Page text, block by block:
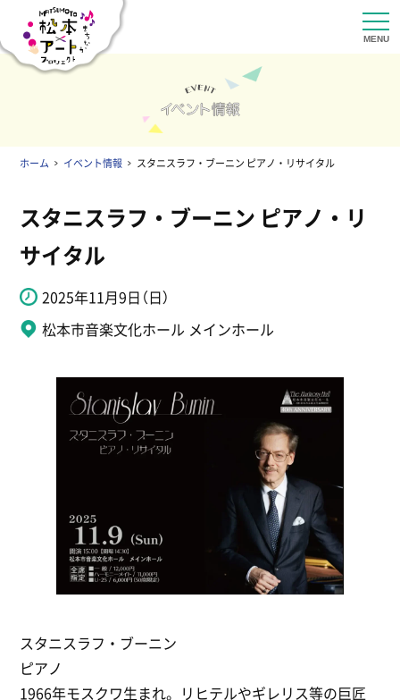
ホーム イベント情報 スタニスラフ・ブーニン ピアノ・リサイタル
スタニスラフ・ブーニン ピアノ・リ
サイタル
2025年11月9日（日）
松本市音楽文化ホール メインホール
スタニスラフ・ブーニン
ピアノ
1966年モスクワ生まれ。リヒテルやギレリス等の巨匠